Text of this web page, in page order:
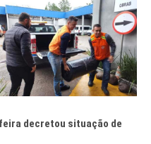
decretou situação de